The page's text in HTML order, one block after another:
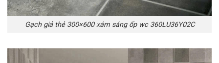
Gạch giả thẻ 300×600 xám sáng ốp wc 360LU36Y02C